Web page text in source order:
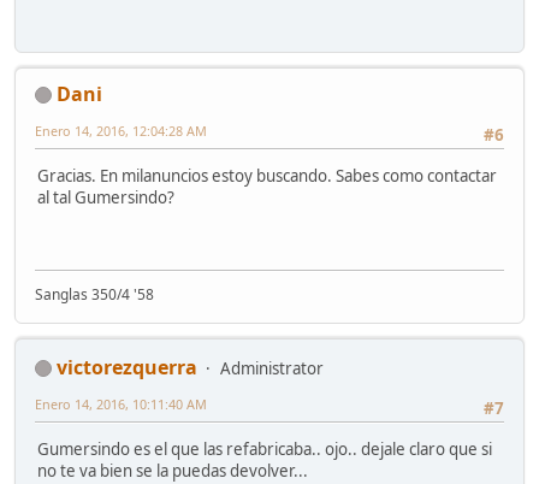
Dani
#6
Enero 14, 2016, 12:04:28 AM
Gracias. En milanuncios estoy buscando. Sabes como contactar
al tal Gumersindo?
Sanglas 350/4 '58
victorezquerra
Administrator
#7
Enero 14, 2016, 10:11:40 AM
Gumersindo es el que las refabricaba.. ojo.. dejale claro que si
no te va bien se la puedas devolver...